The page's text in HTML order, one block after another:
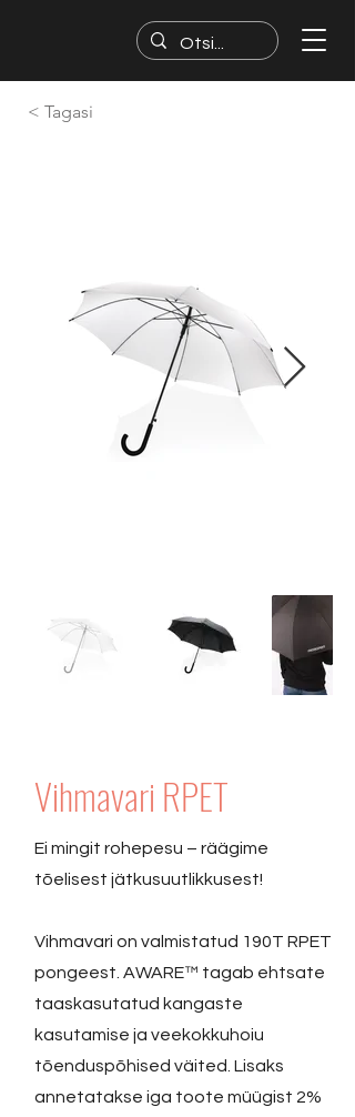
< Tagasi
Vihmavari RPET
Ei mingit rohepesu – räägime
tõelisest jätkusuutlikkusest!
Vihmavari on valmistatud 190T RPET
pongeest. AWARE™ tagab ehtsate
taaskasutatud kangaste
kasutamise ja veekokkuhoiu
tõenduspõhised väited. Lisaks
annetatakse iga toote müügist 2%